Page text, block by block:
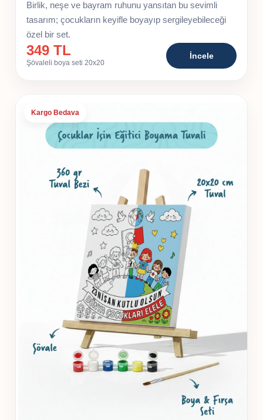
Birlik, neşe ve bayram ruhunu yansıtan bu sevimli
tasarım; çocukların keyifle boyayıp sergileyebileceği
özel bir set.
349 TL
Şövaleli boya seti 20x20
İncele
Kargo Bedava